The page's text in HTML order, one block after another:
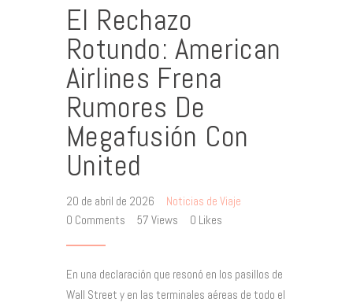
El Rechazo
Rotundo: American
Airlines Frena
Rumores De
Megafusión Con
United
20 de abril de 2026
Noticias de Viaje
0 Comments 57 Views 0 Likes
En una declaración que resonó en los pasillos de
Wall Street y en las terminales aéreas de todo el